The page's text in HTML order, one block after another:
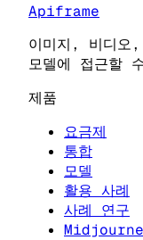
Apiframe
이미지, 비디
모델에 접근할
제품
요금제
통합
모델
활용 사례
사례 연구